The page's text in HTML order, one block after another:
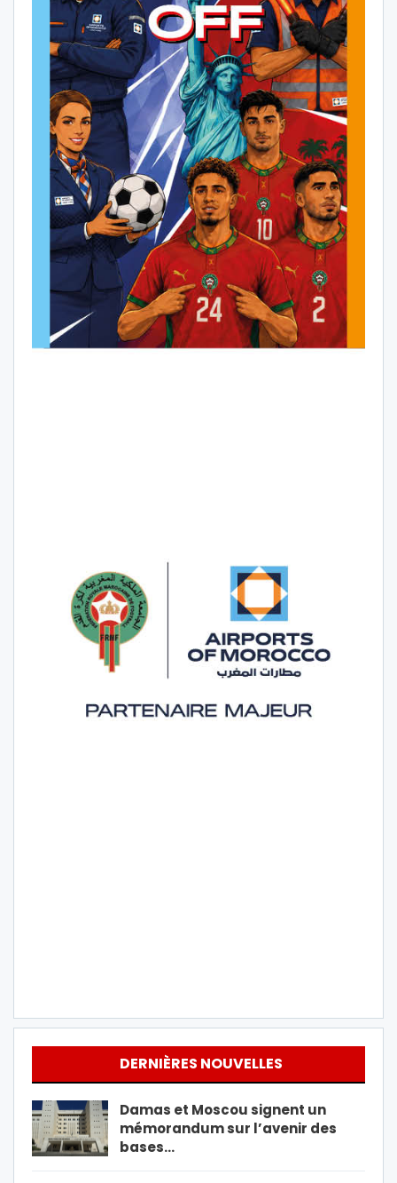
DERNIÈRES NOUVELLES
Damas et Moscou signent un
mémorandum sur l’avenir des
bases…